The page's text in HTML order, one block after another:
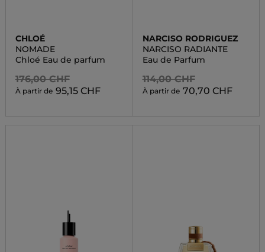
CHLOÉ
NOMADE
Chloé Eau de parfum
176,00 CHF
À partir de 95,15 CHF
NARCISO RODRIGUEZ
NARCISO RADIANTE
Eau de Parfum
114,00 CHF
À partir de 70,70 CHF